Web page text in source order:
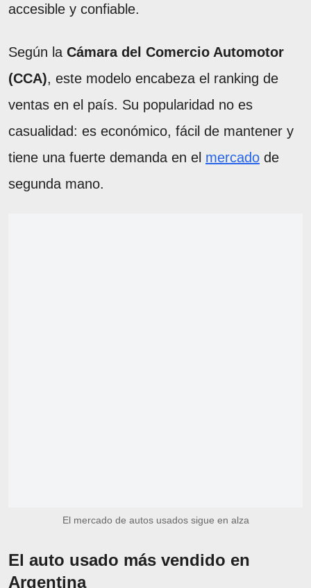
accesible y confiable.
Según la Cámara del Comercio Automotor
(CCA), este modelo encabeza el ranking de
ventas en el país. Su popularidad no es
casualidad: es económico, fácil de mantener y
tiene una fuerte demanda en el mercado de
segunda mano.
El mercado de autos usados sigue en alza
El auto usado más vendido en
Argentina